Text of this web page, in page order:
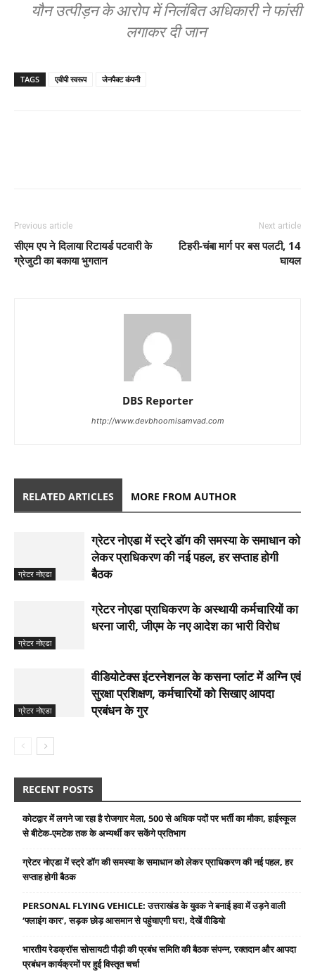
यौन उत्पीड़न के आरोप में निलंबित अधिकारी ने फांसी
लगाकर दी जान
TAGS एवीपी स्वरूप जेनपैक्ट कंपनी
Previous article
सीएम एप ने दिलाया रिटायर्ड पटवारी के
ग्रेजुटी का बकाया भुगतान
Next article
टिहरी-चंबा मार्ग पर बस पलटी, 14
घायल
DBS Reporter
http://www.devbhoomisamvad.com
RELATED ARTICLES MORE FROM AUTHOR
ग्रेटर नोएडा
ग्रेटर नोएडा में स्ट्रे डॉग की समस्या के समाधान को
लेकर प्राधिकरण की नई पहल, हर सप्ताह होगी
बैठक
ग्रेटर नोएडा
ग्रेटर नोएडा प्राधिकरण के अस्थायी कर्मचारियों का
धरना जारी, जीएम के नए आदेश का भारी विरोध
ग्रेटर नोएडा
वीडियोटेक्स इंटरनेशनल के कसना प्लांट में अग्नि एवं
सुरक्षा प्रशिक्षण, कर्मचारियों को सिखाए आपदा
प्रबंधन के गुर
RECENT POSTS
कोटद्वार में लगने जा रहा है रोजगार मेला, 500 से अधिक पदों पर भर्ती का मौका, हाईस्कूल
से बीटेक-एमटेक तक के अभ्यर्थी कर सकेंगे प्रतिभाग
ग्रेटर नोएडा में स्ट्रे डॉग की समस्या के समाधान को लेकर प्राधिकरण की नई पहल, हर
सप्ताह होगी बैठक
PERSONAL FLYING VEHICLE: उत्तराखंड के युवक ने बनाई हवा में उड़ने वाली
‘फ्लाइंग कार’, सड़क छोड़ आसमान से पहुंचाएगी घर!, देखें वीडियो
भारतीय रेडक्रॉस सोसायटी पौड़ी की प्रबंध समिति की बैठक संपन्न, रक्तदान और आपदा
प्रबंधन कार्यक्रमों पर हुई विस्तृत चर्चा